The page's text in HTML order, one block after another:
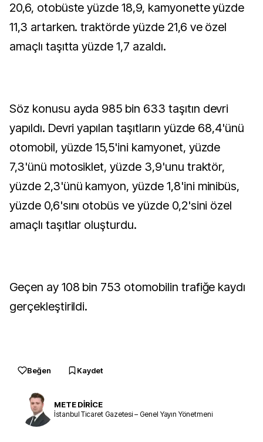
20,6, otobüste yüzde 18,9, kamyonette yüzde
11,3 artarken. traktörde yüzde 21,6 ve özel
amaçlı taşıtta yüzde 1,7 azaldı.
Söz konusu ayda 985 bin 633 taşıtın devri
yapıldı. Devri yapılan taşıtların yüzde 68,4'ünü
otomobil, yüzde 15,5'ini kamyonet, yüzde
7,3'ünü motosiklet, yüzde 3,9'unu traktör,
yüzde 2,3'ünü kamyon, yüzde 1,8'ini minibüs,
yüzde 0,6'sını otobüs ve yüzde 0,2'sini özel
amaçlı taşıtlar oluşturdu.
Geçen ay 108 bin 753 otomobilin trafiğe kaydı
gerçekleştirildi.
Beğen Kaydet
METE DİRİCE
İstanbul Ticaret Gazetesi – Genel Yayın Yönetmeni